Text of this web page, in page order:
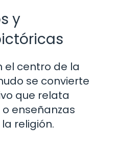
y
el centro de la
se convierte
que relata
enseñanzas
religión.